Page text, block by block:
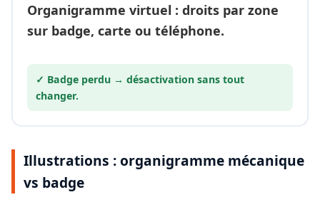
Organigramme virtuel : droits par zone
sur badge, carte ou téléphone.
✓ Badge perdu → désactivation sans tout
changer.
Illustrations : organigramme mécanique
vs badge